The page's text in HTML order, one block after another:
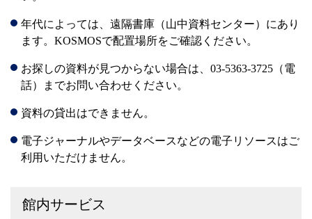
年代によっては、遠隔書庫（山中資料センター）にあり
ます。KOSMOSで配置場所をご確認ください。
お探しの資料が見つからない場合は、03-5363-3725（電
話）までお問い合わせください。
資料の貸出はできません。
電子ジャーナルやデータベースなどの電子リソースはご
利用いただけません。
館内サービス